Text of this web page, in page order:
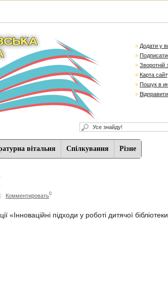
» Додати у
»
» Зворотній
» Карта
» Пошук в
»
вітальня Спiлкування Різне
| Комментировать0
«Інноваційні підходи у роботі дитячої